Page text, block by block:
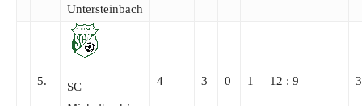
Untersteinbach
5.
SC
4 3 0 1 12 : 9 3